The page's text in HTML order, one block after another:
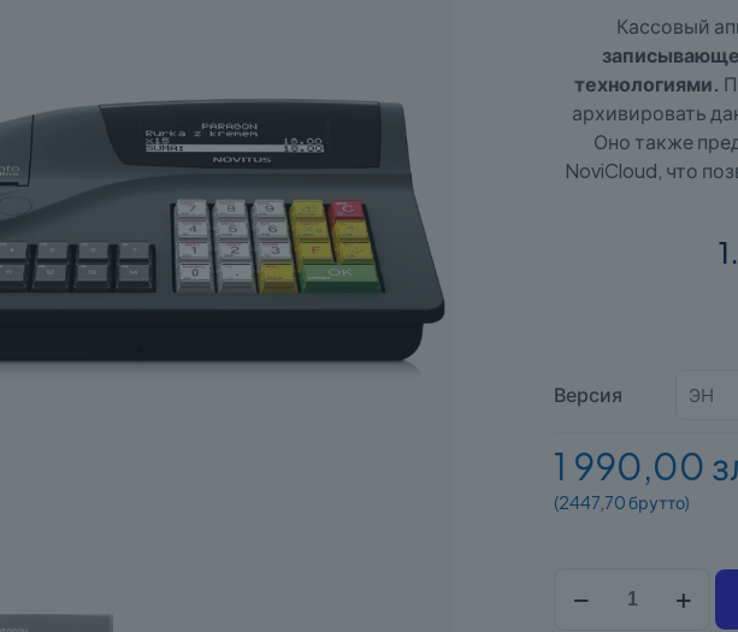
Кассовый
технологиями.
архивировать
Оно также
NoviCloud, что
Версия
1 990,00
(2447,70 брутто)
Novitus